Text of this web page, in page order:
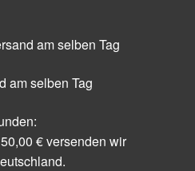
am selben Tag
am selben Tag
€ versenden wir